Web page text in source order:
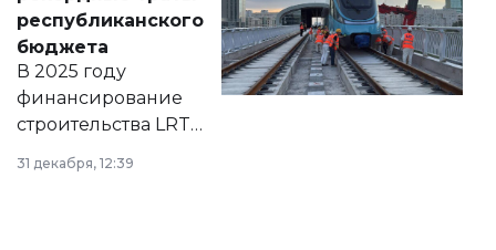
нормативных
правовых актов и
на сайте маслихат
города.
республиканского
бюджета
В 2025 году
финансирование
строительства LRT
в Астане из
республиканского
31 декабря, 12:39